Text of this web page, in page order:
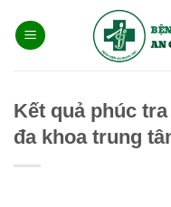
qua
Kết quả phúc
đa khoa trung